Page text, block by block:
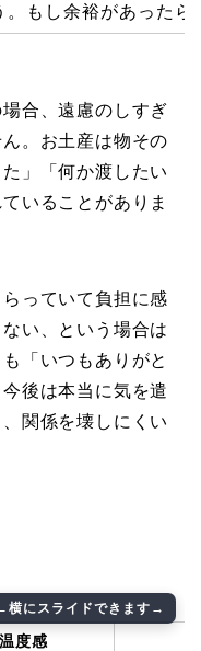
。もし余裕があったら
合、遠慮のしすぎ
。お土産は物その
」「何か渡したい
いることがありま
っていて負担に感
い、という場合は
「いつもありがと
後は本当に気を遣
関係を壊しにくい
度感